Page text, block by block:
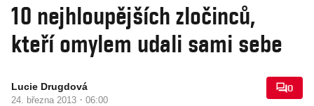
10 nejhloupějších zločinců,
kteří omylem udali sami sebe
Lucie Drugdová
24. března 2013 · 06:00
0